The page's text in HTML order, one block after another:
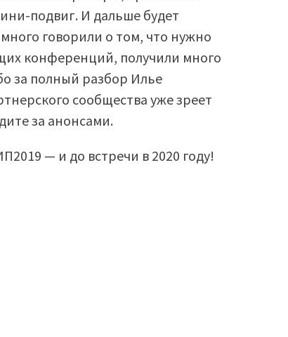
подвиг. И дальше будет
говорили о том, что нужно
конференций, получили много
за полный разбор Илье
сообщества уже зреет
за анонсами.
— и до встречи в 2020 году!